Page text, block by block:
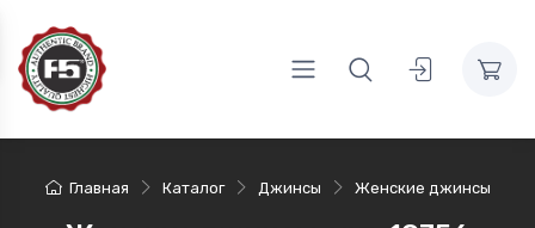
Главная Каталог Джинсы Женские джинсы